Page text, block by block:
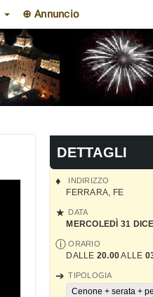
⊕ Annuncio
DETTAGLI
INDIRIZZO
FERRARA, FE
DATA
MERCOLEDÌ 31
ORARIO
DALLE 20.00ALLE
TIPOLOGIA
Cenone + serata +